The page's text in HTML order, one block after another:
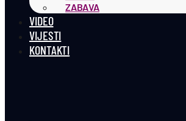
ZABAVA
VIDEO
VIJESTI
KONTAKTI